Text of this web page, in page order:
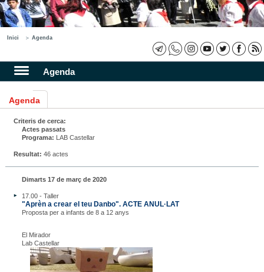
Inici Agenda
Agenda
Agenda
Criteris de cerca:
Actes passats
Programa: LAB Castellar
Resultat: 46 actes
Dimarts 17 de març de 2020
17.00 - Taller
"Aprèn a crear el teu Danbo". ACTE ANUL·LAT
Proposta per a infants de 8 a 12 anys
El Mirador
Lab Castellar